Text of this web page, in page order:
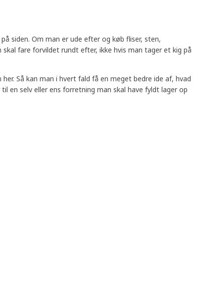
siden. Om man er ude efter og køb fliser, sten,
fare forvildet rundt efter, ikke hvis man tager et kig på
Så kan man i hvert fald få en meget bedre ide af, hvad
en selv eller ens forretning man skal have fyldt lager op